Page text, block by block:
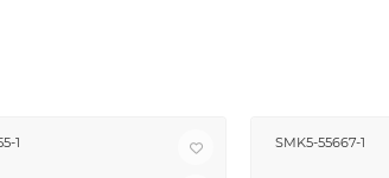
1 SMK5-55667-1